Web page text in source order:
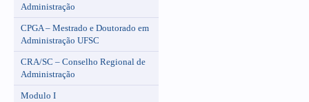
Administração
CPGA – Mestrado e Doutorado em
Administração UFSC
CRA/SC – Conselho Regional de
Administração
Modulo I